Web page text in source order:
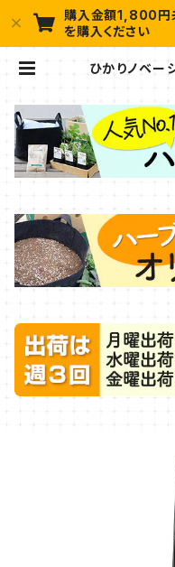
購入金額1,800円
を購入ください
ひかりノベー